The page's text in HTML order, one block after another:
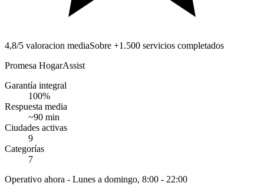
4,8/5 valoracion mediaSobre +1.500 servicios completados
Promesa HogarAssist
Garantía integral
100%
Respuesta media
~90 min
Ciudades activas
9
Categorías
7
Operativo ahora - Lunes a domingo, 8:00 - 22:00